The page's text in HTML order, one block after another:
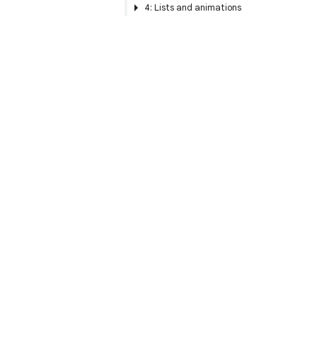
4: Lists and animations